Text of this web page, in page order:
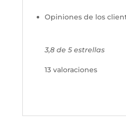
Opiniones de los
3,8 de 5 estrellas
13 valoraciones